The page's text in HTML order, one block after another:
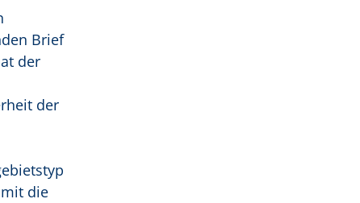
Brief
der
der
die